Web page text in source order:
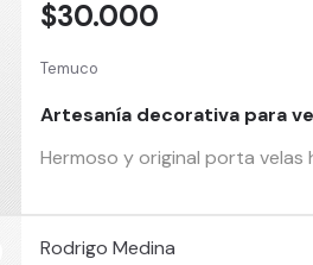
Temuco
Artesanía decorativa para
Hermoso y original porta
$30.000
Rodrigo Medina